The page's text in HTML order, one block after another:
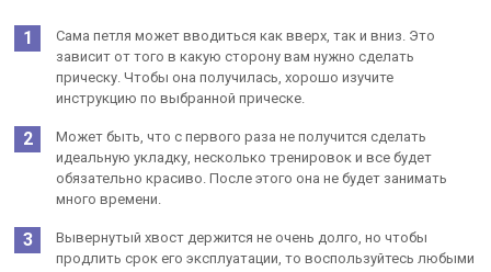
Сама петля может вводиться как вверх, так и вниз. Это
зависит от того в какую сторону вам нужно сделать
прическу. Чтобы она получилась, хорошо изучите
инструкцию по выбранной прическе.
Может быть, что с первого раза не получится сделать
идеальную укладку, несколько тренировок и все будет
обязательно красиво. После этого она не будет занимать
много времени.
Вывернутый хвост держится не очень долго, но чтобы
продлить срок его эксплуатации, то воспользуйтесь любыми